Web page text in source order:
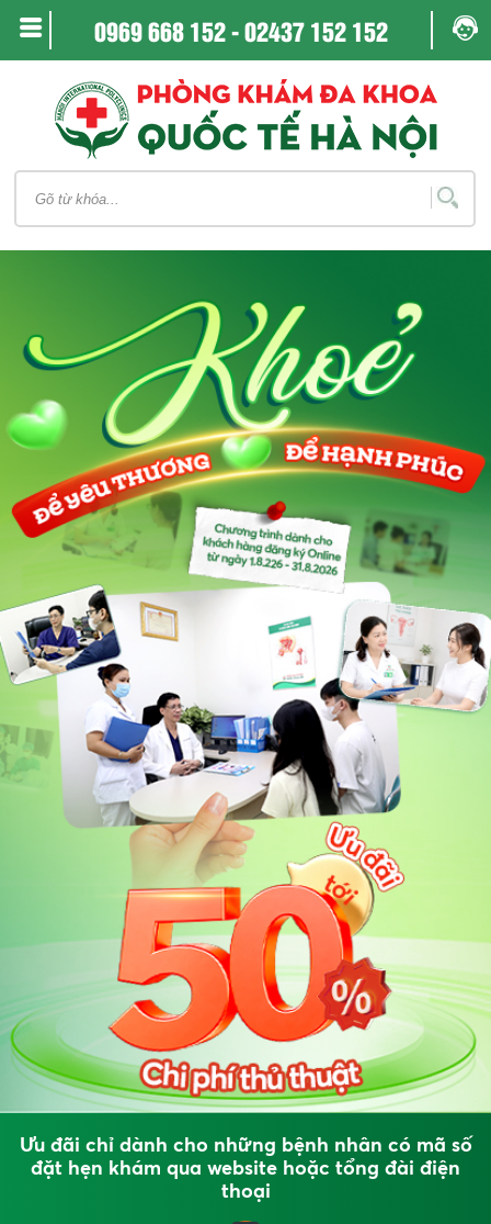
0969 668 152-02437 152 152
Ưu đãi chỉ dành cho những bệnh nhân có mã số
đặt hẹn khám qua website hoặc tổng đài điện
thoại